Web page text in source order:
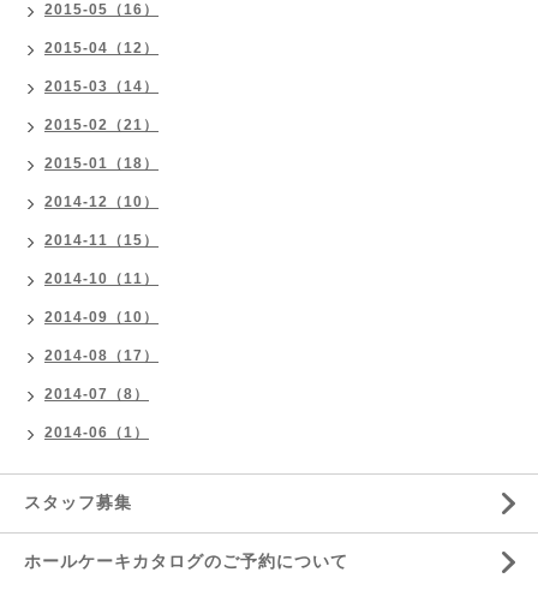
2015-05（16）
2015-04（12）
2015-03（14）
2015-02（21）
2015-01（18）
2014-12（10）
2014-11（15）
2014-10（11）
2014-09（10）
2014-08（17）
2014-07（8）
2014-06（1）
スタッフ募集
ホールケーキカタログのご予約について